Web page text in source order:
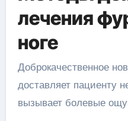
лечения
ноге
Доброкачественное
доставляет пациенту
вызывает болевые